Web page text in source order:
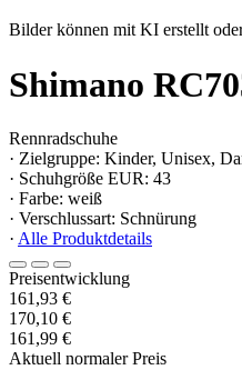
Bilder können mit KI erstellt
Shimano
Rennradschuhe
· Zielgruppe: Kinder, Unisex,
· Schuhgröße EUR: 43
· Farbe: weiß
· Verschlussart: Schnürung
· Alle Produktdetails
Preisentwicklung
161,93 €
170,10 €
161,99 €
Aktuell normaler Preis